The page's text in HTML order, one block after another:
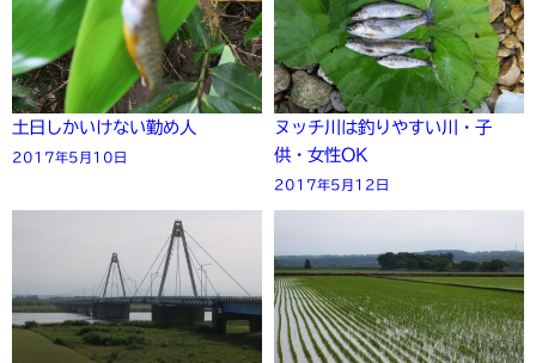
土日しかいけない勤め人
2017年5月10日
ヌッチ川は釣りやすい川・子
供・女性OK
2017年5月12日